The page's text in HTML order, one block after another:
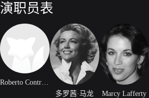
演职员表
Roberto Contreras
多罗茜·马龙
Marcy Lafferty